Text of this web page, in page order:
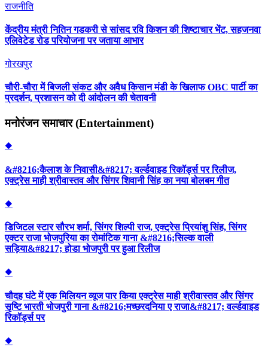
राजनीति
केंद्रीय मंत्री नितिन गडकरी से सांसद रवि किशन की शिष्टाचार भेंट, सहजनवा
एलिवेटेड रोड परियोजना पर जताया आभार
गोरखपुर
चौरी-चौरा में बिजली संकट और अवैध किसान मंडी के खिलाफ OBC पार्टी का
प्रदर्शन, प्रशासन को दी आंदोलन की चेतावनी
मनोरंजन समाचार (Entertainment)
◆
&#8216;कैलाश के निवासी&#8217; वर्ल्डवाइड रिकॉर्ड्स पर रिलीज,
एक्ट्रेस माही श्रीवास्तव और सिंगर शिवानी सिंह का नया बोलबम गीत
◆
डिजिटल स्टार सौरभ शर्मा, सिंगर शिल्पी राज, एक्ट्रेस प्रियांशु सिंह, सिंगर
एक्टर राजा भोजपुरिया का रोमांटिक गाना &#8216;सिल्क वाली
सड़िया&#8217; होडा भोजपुरी पर हुआ रिलीज
◆
चौदह घंटे में एक मिलियन व्यूज पार किया एक्ट्रेस माही श्रीवास्तव और सिंगर
सृष्टि भारती भोजपुरी गाना &#8216;मच्छरदनिया ए राजा&#8217; वर्ल्डवाइड
रिकॉर्ड्स पर
◆